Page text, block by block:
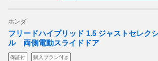
ホンダ
フリードハイブリッド 1.5 ジャストセレク
ル 両側電動スライドドア
保証付 購入プラン付き